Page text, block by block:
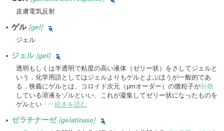
皮膚電気反射
ゲル [gel]
ジェル
ジェル [gel]
透明もしくは半透明で粘度の高い液体（ゼリー状）をさしてジェルと
いう．化学用語としてはジェルよりもゲルとよぶほうが一般的であ
る．狭義にゲルとは、コロイド次元（μmオーダー）の微粒子が分散
している溶液をゾルといい、これが凝集してゼリー状になったものを
ゲルとい ･･･ 続きを読む
ゼラチナーゼ [gelatinase]